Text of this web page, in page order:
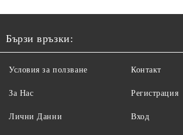
Бързи връзки:
Условия за ползване
За Нас
Лични Данни
Контакт
Регистрация
Вход